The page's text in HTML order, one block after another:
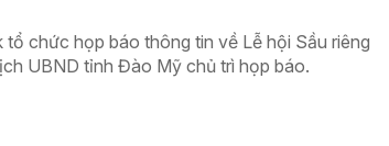
chức họp báo thông tin về Lễ hội Sầu riêng
UBND tỉnh Đào Mỹ chủ trì họp báo.